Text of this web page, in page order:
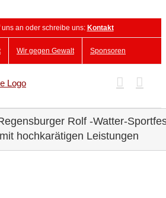
uns an oder schreibe uns: Kontakt
Wir gegen Gewalt Sponsoren
Rolf -Watter-
hochkarätigen Leistungen